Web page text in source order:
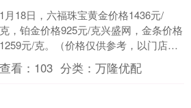
1月18日，六福珠宝黄金价格1436元/
克，铂金价格925元/克兴盛网，金条价格
1259元/克。（价格仅供参考，以门店实
际为准）同日上海黄金交易所现货黄金
AU9....
查看： 103 分类：万隆优配